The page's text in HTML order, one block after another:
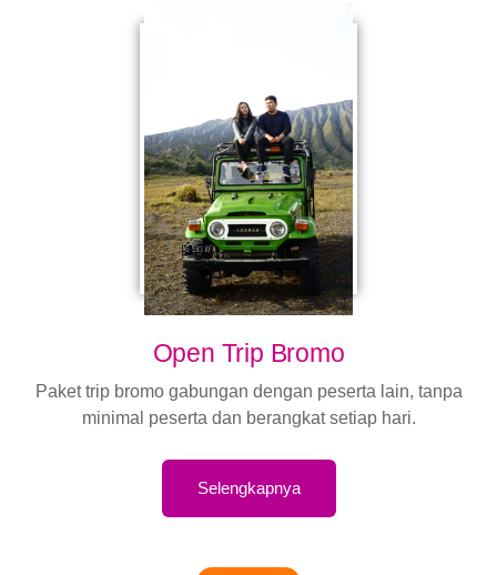
Open Trip Bromo
Paket trip bromo gabungan dengan peserta lain, tanpa
minimal peserta dan berangkat setiap hari.
Selengkapnya